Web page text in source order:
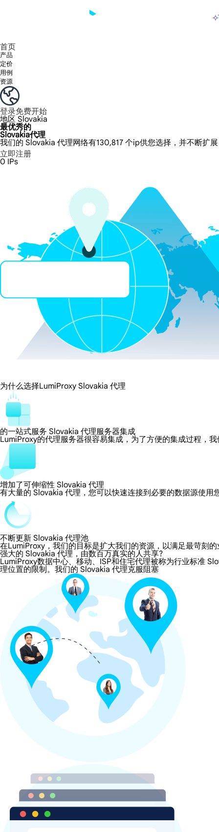
首页
产品
定价
用例
资源
登录免费开始
地区 Slovakia
最优秀的
Slovakia代理
我们的 Slovakia 代理网络有130,817 个ip供您选择，并不断扩
立即注册
0 IPs
为什么选择LumiProxy Slovakia 代理
的一站式服务 Slovakia 代理服务器集成
LumiProxy的代理服务器很容易集成，为了方便的集成过程，
增加了可伸缩性 Slovakia 代理
有大量的 Slovakia 代理，您可以快速连接到必要的数据源使
不断更新 Slovakia 代理池
在LumiProxy，我们的目标是扩大我们的资源，以满足最苛刻
强大的 Slovakia 代理，由数百万真实的人共享?
LumiProxy数据中心、移动、ISP和住宅代理被称为行业标准
理位置的限制。我们的 Slovakia 代理克服阻塞